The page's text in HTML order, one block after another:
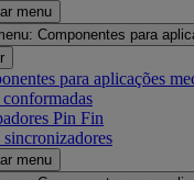
menu
Componentes para
para aplicações
conformadas
Pin Fin
menu